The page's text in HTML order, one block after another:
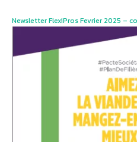
Newsletter FlexiPros Fevrier 2025 –